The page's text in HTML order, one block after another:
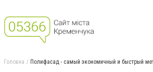
Головна Полифасад - самый экономичный и быстрый